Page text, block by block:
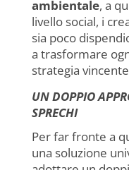
ambientale, a
livello social, i
sia poco
a trasformare
strategia
UN DOPPIO
SPRECHI
Per far fronte a
una soluzione